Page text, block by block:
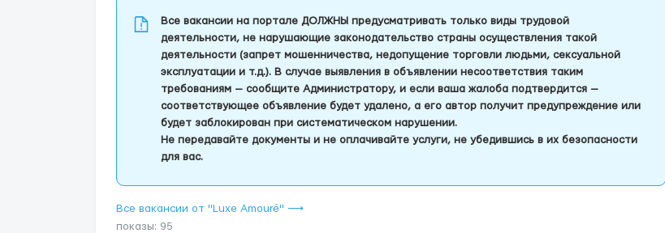
Все вакансии на портале ДОЛЖНЫ предусматривать только виды трудовой
деятельности, не нарушающие законодательство страны осуществления такой
деятельности (запрет мошенничества, недопущение торговли людьми, сексуальной
эксплуатации и т.д.). В случае выявления в объявлении несоответствия таким
требованиям — сообщите Администратору, и если ваша жалоба подтвердится —
соответствующее объявление будет удалено, а его автор получит предупреждение или
будет заблокирован при систематическом нарушении.
Не передавайте документы и не оплачивайте услуги, не убедившись в их безопасности
для вас.
Все вакансии от "Luxe Amouré" ⟶
показы: 95